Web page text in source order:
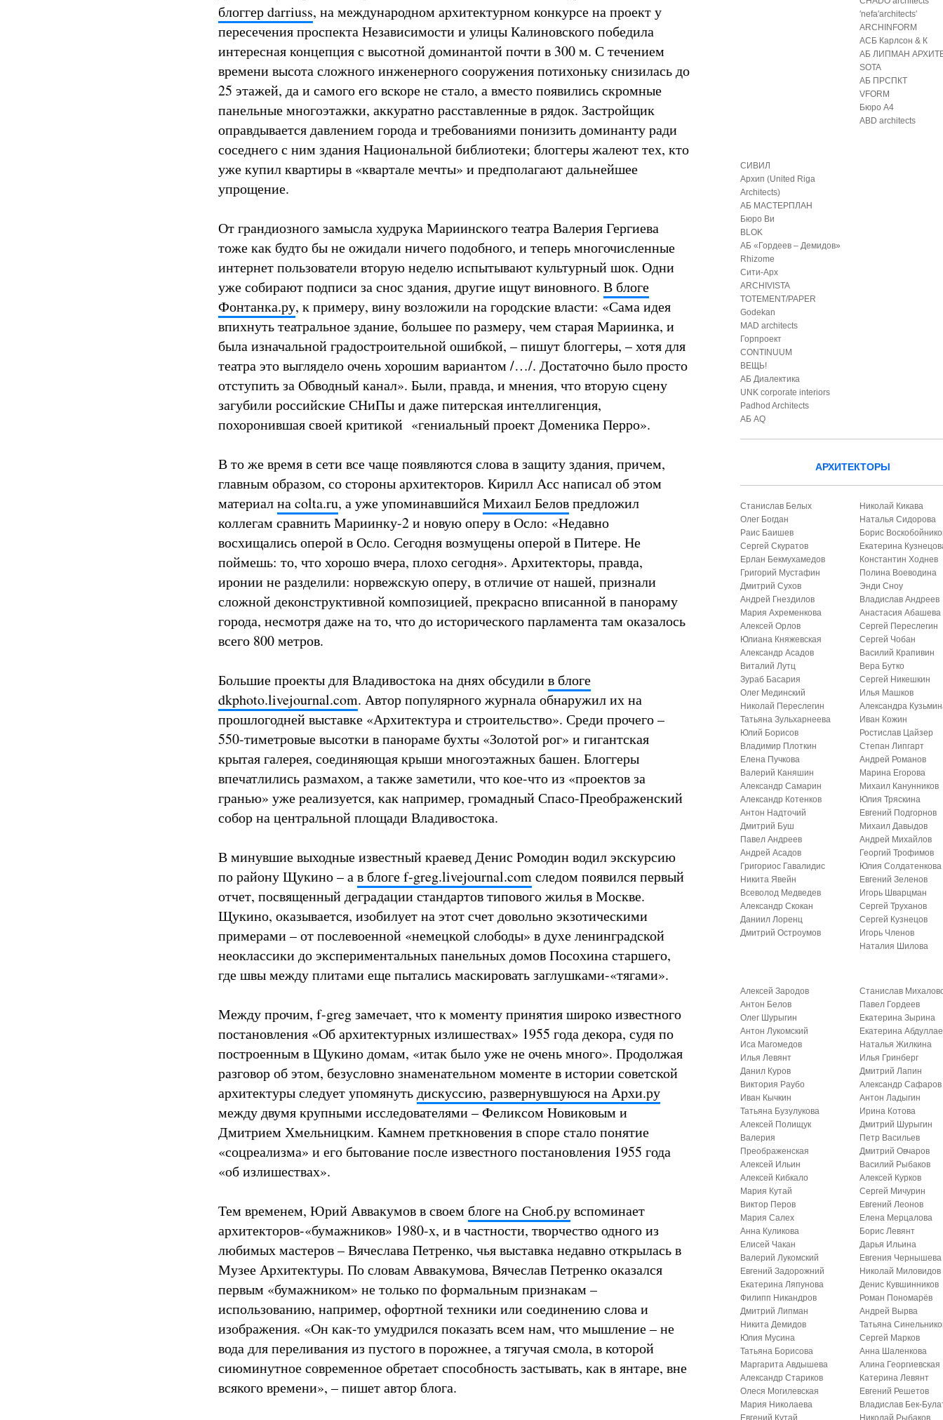
блоггер darriuss, на международном архитектурном конкурсе на проект у
пересечения проспекта Независимости и улицы Калиновского победила
интересная концепция с высотной доминантой почти в 300 м. С течением
времени высота сложного инженерного сооружения потихоньку снизилась до
25 этажей, да и самого его вскоре не стало, а вместо появились скромные
панельные многоэтажки, аккуратно расставленные в рядок. Застройщик
оправдывается давлением города и требованиями понизить доминанту ради
соседнего с ним здания Национальной библиотеки; блоггеры жалеют тех, кто
уже купил квартиры в «квартале мечты» и предполагают дальнейшее
упрощение.
От грандиозного замысла худрука Мариинского театра Валерия Гергиева
тоже как будто бы не ожидали ничего подобного, и теперь многочисленные
интернет пользователи вторую неделю испытывают культурный шок. Одни
уже собирают подписи за снос здания, другие ищут виновного. В блоге
Фонтанка.ру, к примеру, вину возложили на городские власти: «Сама идея
впихнуть театральное здание, большее по размеру, чем старая Мариинка, и
была изначальной градостроительной ошибкой, – пишут блоггеры, – хотя для
театра это выглядело очень хорошим вариантом /…/. Достаточно было просто
отступить за Обводный канал». Были, правда, и мнения, что вторую сцену
загубили российские СНиПы и даже питерская интеллигенция,
похоронившая своей критикой «гениальный проект Доменика Перро».
В то же время в сети все чаще появляются слова в защиту здания, причем,
главным образом, со стороны архитекторов. Кирилл Асс написал об этом
материална colta.ru, а уже упоминавшийсяМихаил Беловпредложил
коллегам сравнить Мариинку-2 и новую оперу в Осло: «Недавно
восхищались оперой в Осло. Сегодня возмущены оперой в Питере. Не
поймешь: то, что хорошо вчера, плохо сегодня». Архитекторы, правда,
иронии не разделили: норвежскую оперу, в отличие от нашей, признали
сложной деконструктивной композицией, прекрасно вписанной в панораму
города, несмотря даже на то, что до исторического парламента там оказалось
всего 800 метров.
Большие проекты для Владивостока на днях обсудилив блоге
dkphoto.livejournal.com. Автор популярного журнала обнаружил их на
прошлогодней выставке «Архитектура и строительство». Среди прочего –
550-тиметровые высотки в панораме бухты «Золотой рог» и гигантская
крытая галерея, соединяющая крыши многоэтажных башен. Блоггеры
впечатлились размахом, а также заметили, что кое-что из «проектов за
гранью» уже реализуется, как например, громадный Спасо-Преображенский
собор на центральной площади Владивостока.
В минувшие выходные известный краевед Денис Ромодин водил экскурсию
по району Щукино – ав блоге f-greg.livejournal.comследом появился первый
отчет, посвященный деградации стандартов типового жилья в Москве.
Щукино, оказывается, изобилует на этот счет довольно экзотическими
примерами – от послевоенной «немецкой слободы» в духе ленинградской
неоклассики до экспериментальных панельных домов Посохина старшего,
где швы между плитами еще пытались маскировать заглушками-«тягами».
Между прочим, f-greg замечает, что к моменту принятия широко известного
постановления «Об архитектурных излишествах» 1955 года декора, судя по
построенным в Щукино домам, «итак было уже не очень много». Продолжая
разговор об этом, безусловно знаменательном моменте в истории советской
архитектуры следует упомянутьдискуссию, развернувшуюсяна Архи.ру
между двумя крупными исследователями – Феликсом Новиковым и
Дмитрием Хмельницким. Камнем преткновения в споре стало понятие
«соцреализма» и его бытование после известного постановления 1955 года
«об излишествах».
Тем временем, Юрий Аввакумов в своем блоге на Сноб.рувспоминает
архитекторов-«бумажников» 1980-х, и в частности, творчество одного из
любимых мастеров – Вячеслава Петренко, чья выставка недавно открылась в
Музее Архитектуры. По словам Аввакумова, Вячеслав Петренко оказался
первым «бумажником» не только по формальным признакам –
использованию, например, офортной техники или соединению слова и
изображения. «Он как-то умудрился показать всем нам, что мышление – не
вода для переливания из пустого в порожнее, а тягучая смола, в которой
сиюминутное современное обретает способность застывать, как в янтаре, вне
всякого времени», – пишет автор блога.
′nefa′architects′
ARCHINFORM
АСБ Карлсон & К
АБ ЛИПМАН
SOTA
АБ ПРСПКТ
VFORM
Бюро А4
ABD architects
СИВИЛ
Архип (United Riga
Architects)
АБ МАСТЕРПЛАН
Бюро Ви
BLOK
АБ «Гордеев – Демидов»
Rhizome
Сити-Арх
ARCHIVISTA
TOTEMENT/PAPER
Godekan
MAD architects
Горпроект
CONTINUUM
ВЕЩЬ!
АБ Диалектика
UNK corporate interiors
Padhod Architects
АБ AQ
АРХИТЕКТОРЫ
Станислав Белых
Олег Богдан
Раис Баишев
Сергей Скуратов
Ерлан Бекмухамедов
Григорий Мустафин
Дмитрий Сухов
Андрей Гнездилов
Мария Ахременкова
Алексей Орлов
Юлиана Княжевская
Александр Асадов
Виталий Лутц
Зураб Басария
Олег Мединский
Николай Переслегин
Татьяна Зульхарнеева
Юлий Борисов
Владимир Плоткин
Елена Пучкова
Валерий Каняшин
Александр Самарин
Александр Котенков
Антон Надточий
Дмитрий Буш
Павел Андреев
Андрей Асадов
Григориос Гавалидис
Никита Явейн
Всеволод Медведев
Александр Скокан
Даниил Лоренц
Дмитрий Остроумов
Николай Кикава
Наталья Сидорова
Борис
Екатерина
Константин Ходнев
Полина Воеводина
Энди Сноу
Владислав Андреев
Анастасия Абашева
Сергей Переслегин
Сергей Чобан
Василий Крапивин
Вера Бутко
Сергей Никешкин
Илья Машков
Александра
Иван Кожин
Ростислав Цайзер
Степан Липгарт
Андрей Романов
Марина Егорова
Михаил Канунников
Юлия Тряскина
Евгений Подгорнов
Михаил Давыдов
Андрей Михайлов
Георгий Трофимов
Юлия Солдатенкова
Евгений Зеленов
Игорь Шварцман
Сергей Труханов
Сергей Кузнецов
Игорь Членов
Наталия Шилова
Алексей Зародов
Антон Белов
Олег Шурыгин
Антон Лукомский
Иса Магомедов
Илья Левянт
Данил Куров
Виктория Раубо
Иван Кычкин
Татьяна Бузулукова
Алексей Полищук
Валерия
Преображенская
Алексей Ильин
Алексей Кибкало
Мария Кутай
Виктор Перов
Мария Салех
Анна Куликова
Елисей Чакан
Валерий Лукомский
Евгений Задорожний
Екатерина Ляпунова
Филипп Никандров
Дмитрий Липман
Никита Демидов
Юлия Мусина
Татьяна Борисова
Маргарита Авдышева
Александр Стариков
Олеся Могилевская
Мария Николаева
Евгений Кутай
Станислав
Павел Гордеев
Екатерина Зырина
Екатерина
Наталья Жилкина
Илья Гринберг
Дмитрий Лапин
Александр Сафаров
Антон Ладыгин
Ирина Котова
Дмитрий Шурыгин
Петр Васильев
Дмитрий Овчаров
Василий Рыбаков
Алексей Курков
Сергей Мичурин
Евгений Леонов
Елена Мерцалова
Борис Левянт
Дарья Ильина
Евгения Чернышева
Николай Миловидов
Денис Кувшинников
Роман Пономарёв
Андрей Вырва
Татьяна
Сергей Марков
Анна Шаленкова
Алина Георгиевская
Катерина Левянт
Евгений Решетов
Владислав Бек-
Николай Рыбаков